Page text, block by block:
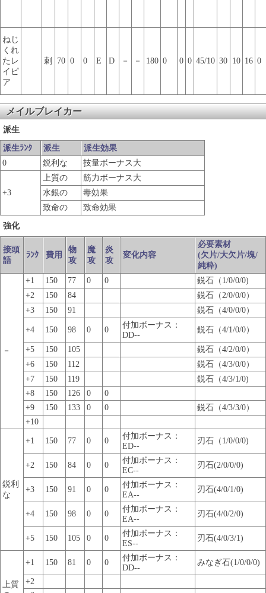
ねじ
くれ
たレ
イピ
ア
刺 70 0 0 E D － － 180 0 0 0 45/10 30 10 16 0
メイルブレイカー
派生
派生ﾗﾝｸ 派生
派生効果
0
鋭利な 技量ボーナス大
+3
上質の
筋力ボーナス大
水銀の
毒効果
致命の
致命効果
強化
接頭
語
ﾗﾝｸ 費用
物
攻
魔
攻
炎
攻
変化内容
必要素材
(欠片/大欠片/塊/
純粋)
－
+1 150 77 0 0
鋭石（1/0/0/0)
+2
150 84
鋭石（2/0/0/0）
+3
150 91 鋭石（4/0/0/0）
+4 150 98 0 0
付加ボーナス：
DD--
鋭石（4/1/0/0）
+5 150 105
鋭石（4/2/0/0）
+6
150 112
鋭石（4/3/0/0）
+7
150 119
鋭石（4/3/1/0)
+8
150 126 0
0
+9
150 133 0 0
鋭石（4/3/3/0）
+10
鋭利
な
+1 150 77 0 0
付加ボーナス：
ED--
刃石（1/0/0/0)
+2 150 84 0 0
付加ボーナス：
EC--
刃石(2/0/0/0)
+3 150 91 0 0
付加ボーナス：
EA--
刃石(4/0/1/0)
+4 150 98 0 0
付加ボーナス：
EA--
刃石(4/0/2/0)
+5 150 105 0 0
付加ボーナス：
ES--
刃石(4/0/3/1)
上質
+1 150 81 0 0
付加ボーナス：
DD--
みなぎ石(1/0/0/0)
+2